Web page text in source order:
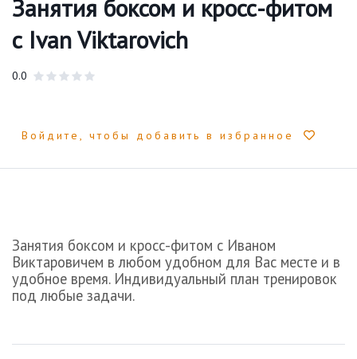
Занятия боксом и кросс-фитом
с Ivan Viktarovich
0.0
Войдите, чтобы добавить в избранное
Занятия боксом и кросс-фитом с Иваном
Виктаровичем в любом удобном для Вас месте и в
удобное время. Индивидуальный план тренировок
под любые задачи.